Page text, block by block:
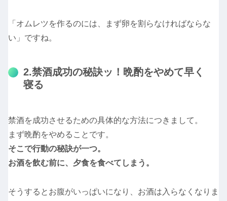
「オムレツを作るのには、まず卵を割らなければならな
い」ですね。
2.禁酒成功の秘訣ッ！晩酌をやめて早く
寝る
禁酒を成功させるための具体的な方法につきまして。
まず晩酌をやめることです。
そこで行動の秘訣が一つ。
お酒を飲む前に、夕食を食べてしまう。
そうするとお腹がいっぱいになり、お酒は入らなくなりま